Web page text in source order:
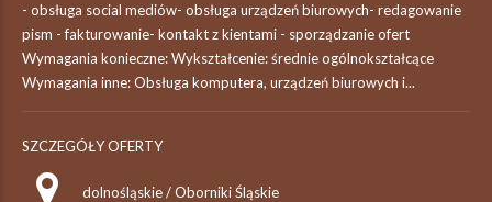
- obsługa social mediów- obsługa urządzeń biurowych- redagowanie
pism - fakturowanie- kontakt z kientami - sporządzanie ofert
Wymagania konieczne: Wykształcenie: średnie ogólnokształcące
Wymagania inne: Obsługa komputera, urządzeń biurowych i...
SZCZEGÓŁY OFERTY
dolnośląskie / Oborniki Śląskie